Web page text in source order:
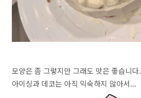
모양은 좀 그렇지만 그래도 맛은 좋습니다.
아이싱과 데코는 아직 익숙하지 않아서...